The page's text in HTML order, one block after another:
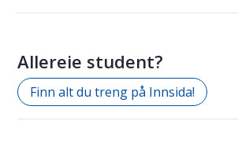
Allereie student?
Finn alt du treng på Innsida!